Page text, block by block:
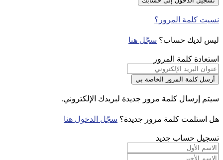
نسيت كلمة المرور؟
ليس لديك حساب؟ سجّل هنا
استعادة كلمة المرور
سيتم إرسال كلمة مرور جديدة لبريدك الإلكتروني.
هل استلمت كلمة مرور جديدة؟ سجّل الدخول هنا
تسجيل حساب جديد